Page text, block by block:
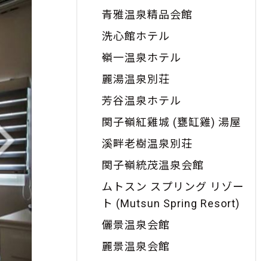
青雅温泉精品会館
洗心館ホテル
嶺一温泉ホテル
麗湯温泉別荘
芳谷温泉ホテル
関子嶺紅雞城 (甕缸雞) 湯屋
溪畔老樹温泉別荘
関子嶺統茂温泉会館
ムトスン スプリング リゾー
ト (Mutsun Spring Resort)
儷景温泉会館
麗景温泉会館